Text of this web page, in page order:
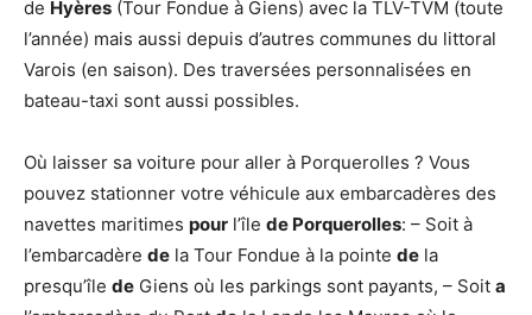
de Hyères (Tour Fondue à Giens) avec la TLV-TVM (toute
l’année) mais aussi depuis d’autres communes du littoral
Varois (en saison). Des traversées personnalisées en
bateau-taxi sont aussi possibles.
Où laisser sa voiture pour aller à Porquerolles ? Vous
pouvez stationner votre véhicule aux embarcadères des
navettes maritimes pour l’île de Porquerolles: – Soit à
l’embarcadère de la Tour Fondue à la pointe de la
presqu’île de Giens où les parkings sont payants, – Soit a